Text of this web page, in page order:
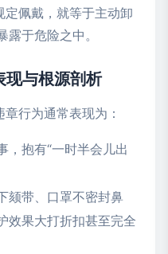
定佩戴，就等于主动卸
于危险之中。
现与根源剖析
行为通常表现为：
，抱有“一时半会儿出
颏带、口罩不密封鼻
效果大打折扣甚至完全